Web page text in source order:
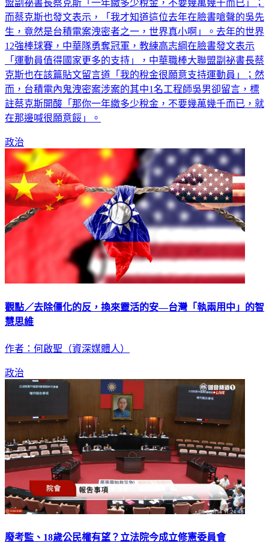
盟副祕書長蔡克斯「一年繳多少稅金，不要幾萬幾千而已」；
而蔡克斯也發文表示，「我才知道這位去年在臉書嗆聲的吳先
生，竟然是台積電案洩密者之一，世界真小啊」。去年的世界
12強棒球賽，中華隊勇奪冠軍，教練高志綱在臉書發文表示
「運動員值得國家更多的支持」，中華職棒大聯盟副祕書長蔡
克斯也在該篇貼文留言道「我的稅金很願意支持運動員」；然
而，台積電內鬼洩密案涉案的其中1名工程師吳男卻留言，標
註蔡克斯開酸「那你一年繳多少稅金，不要幾萬幾千而已，就
在那邊喊很願意餒」。
政治
觀點／去除僵化的反，換來靈活的安—台灣「執兩用中」的智
慧思維
作者：何啟聖（資深媒體人）
政治
廢考監、18歲公民權有望？立法院今成立修憲委員會